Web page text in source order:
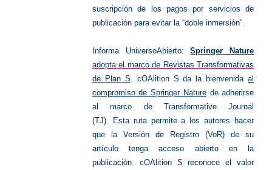
suscripción de los pagos por servicios de
publicación para evitar la “doble inmersión”.
Informa UniversoAbierto:Springer Nature
adopta el marco de Revistas Transformativas
de Plan S
cOAlition S da la bienvenidaal
compromiso de Springer Naturede adherirse
al marco de Transformative Journal
(TJ). Esta ruta permite a los autores hacer
que la Versión de Registro (VoR) de su
artículo tenga acceso abierto en la
publicación. cOAlition S reconoce el valor